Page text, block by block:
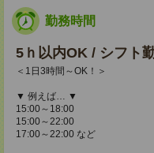
勤務時間
5ｈ以内OK / シフト
＜1日3時間～OK！＞
▼ 例えば… ▼
15:00～18:00
15:00～22:00
17:00～22:00 など